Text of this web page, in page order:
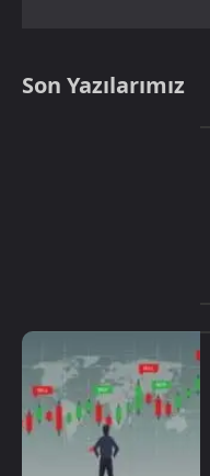
Son Yazılarımız